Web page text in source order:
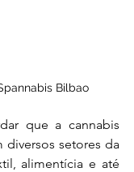
Bilbao
que a cannabis
diversos setores da
alimentícia e até